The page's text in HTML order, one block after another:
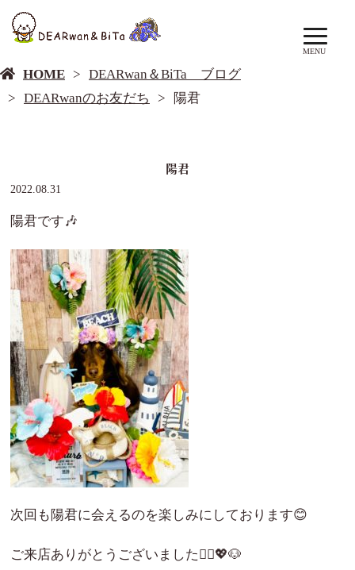
MENU
HOME
DEARwan＆BiTa ブログ
DEARwanのお友だち
陽君
陽君
2022.08.31
陽君です🎶
次回も陽君に会えるのを楽しみにしております😊
ご来店ありがとうございました🙇‍♀️💖🐶